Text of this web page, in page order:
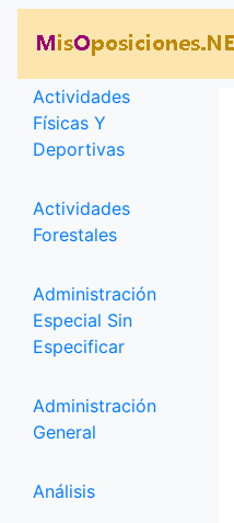
Categorías
Actividades
Físicas Y
Deportivas
Actividades
Forestales
Administración
Especial Sin
Especificar
Administración
General
Análisis